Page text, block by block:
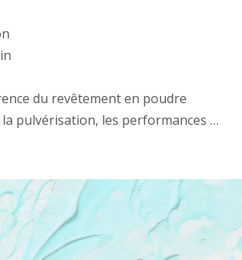
du revêtement en poudre
Pourquoi après la pulvérisation, les performances de nivellement sont médiocres, avec une peau d'orange évidente ?